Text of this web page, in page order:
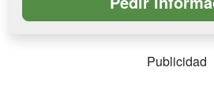
Publicidad